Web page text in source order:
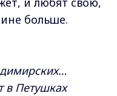
больше.
в Петушках